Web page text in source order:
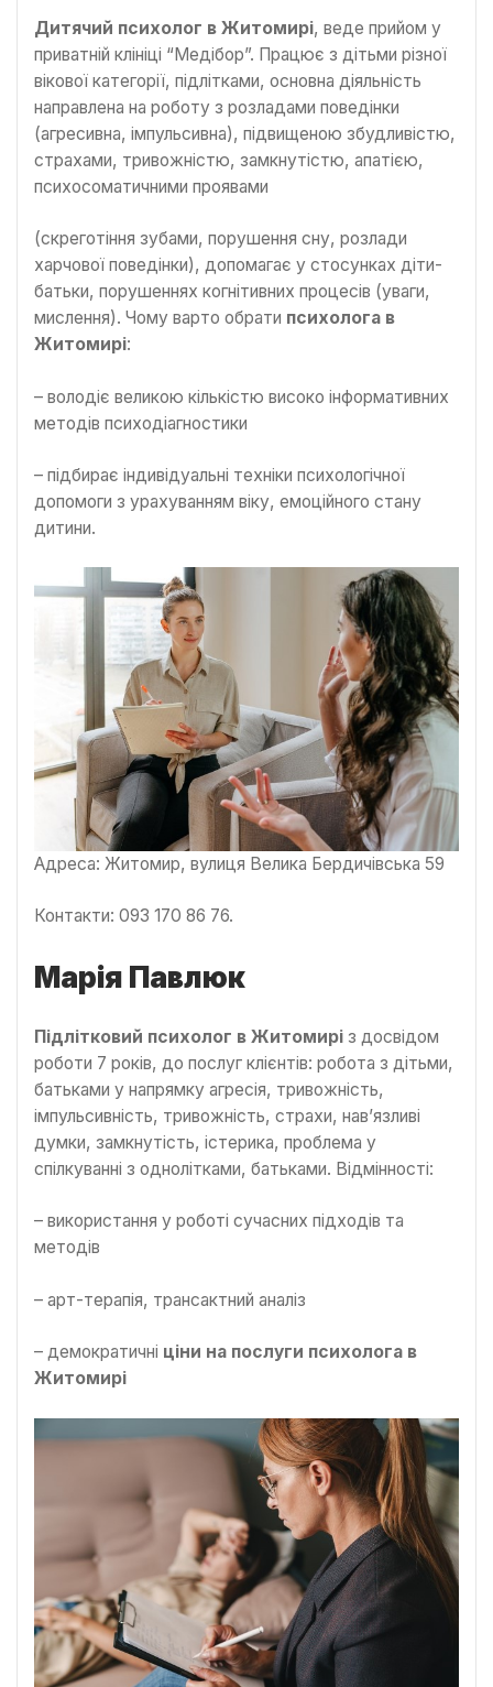
Дитячий психолог в Житомирі, веде прийом у
приватній клініці “Медібор”. Працює з дітьми різної
вікової категорії, підлітками, основна діяльність
направлена на роботу з розладами поведінки
(агресивна, імпульсивна), підвищеною збудливістю,
страхами, тривожністю, замкнутістю, апатією,
психосоматичними проявами
(скреготіння зубами, порушення сну, розлади
харчової поведінки), допомагає у стосунках діти-
батьки, порушеннях когнітивних процесів (уваги,
мислення). Чому варто обрати психолога в
Житомирі:
– володіє великою кількістю високо інформативних
методів психодіагностики
– підбирає індивідуальні техніки психологічної
допомоги з урахуванням віку, емоційного стану
дитини.
Адреса: Житомир, вулиця Велика Бердичівська 59
Контакти: 093 170 86 76.
Марія Павлюк
Підлітковий психолог в Житомирі з досвідом
роботи 7 років, до послуг клієнтів: робота з дітьми,
батьками у напрямку агресія, тривожність,
імпульсивність, тривожність, страхи, нав’язливі
думки, замкнутість, істерика, проблема у
спілкуванні з однолітками, батьками. Відмінності:
– використання у роботі сучасних підходів та
методів
– арт-терапія, трансактний аналіз
– демократичні ціни на послуги психолога в
Житомирі